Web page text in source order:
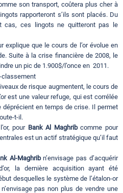
son transport, coûtera plus cher à
rapporteront s’ils sont placés. Du
cas, ces lingots ne quitteront pas le
explique que le cours de l’or évolue en
Suite à la crise financière de 2008, le
un pic de 1.900$/l’once en 2011.
de risque augmentent, le cours de
est une valeur refuge, qui est corrélée
en temps de crise. Il permet
t-il.
pour Bank Al Maghribcomme pour
est un actif stratégique qu’il faut
Al-Maghribn’envisage pas d’acquérir
la dernière acquisition ayant été
desquelles le système de l’étalon-or
pas non plus de vendre une